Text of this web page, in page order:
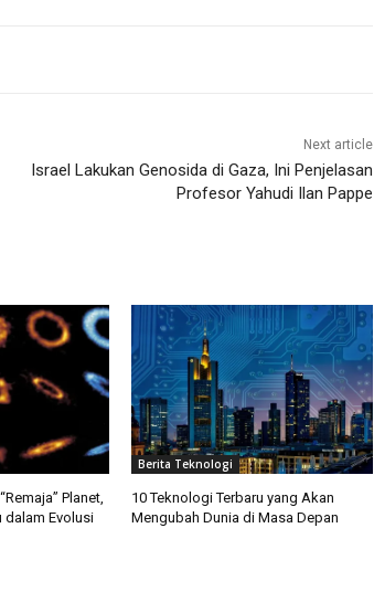
Next article
Israel Lakukan Genosida di Gaza, Ini Penjelasan
Profesor Yahudi Ilan Pappe
Planet,
dalam Evolusi
Berita Teknologi
10 Teknologi Terbaru yang Akan
Mengubah Dunia di Masa Depan